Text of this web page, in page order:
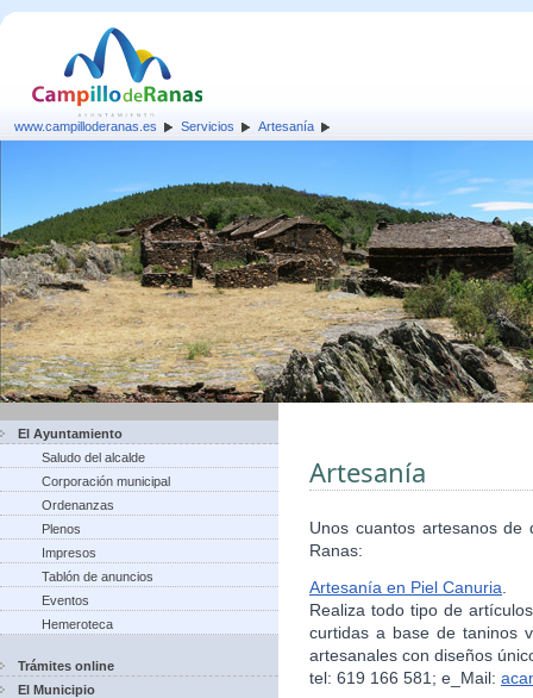
www.campilloderanas.es Servicios Artesanía
El Ayuntamiento
Saludo del alcalde
Corporación municipal
Ordenanzas
Plenos
Impresos
Tablón de anuncios
Eventos
Hemeroteca
Trámites online
El Municipio
Artesanía
Unos cuantos artesanos de
Ranas:
Artesanía en Piel Canuria.
Realiza todo tipo de
curtidas a base de taninos
artesanales con diseños
tel: 619 166 581; e_Mail: